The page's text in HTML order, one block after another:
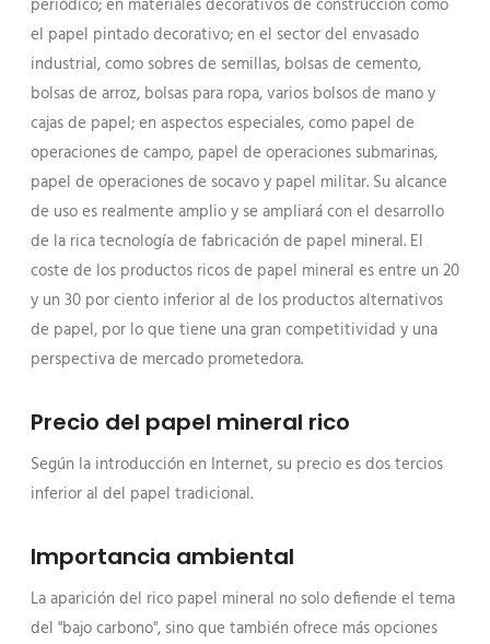
periódico; en materiales decorativos de construcción como
el papel pintado decorativo; en el sector del envasado
industrial, como sobres de semillas, bolsas de cemento,
bolsas de arroz, bolsas para ropa, varios bolsos de mano y
cajas de papel; en aspectos especiales, como papel de
operaciones de campo, papel de operaciones submarinas,
papel de operaciones de socavo y papel militar. Su alcance
de uso es realmente amplio y se ampliará con el desarrollo
de la rica tecnología de fabricación de papel mineral. El
coste de los productos ricos de papel mineral es entre un 20
y un 30 por ciento inferior al de los productos alternativos
de papel, por lo que tiene una gran competitividad y una
perspectiva de mercado prometedora.
Precio del papel mineral rico
Según la introducción en Internet, su precio es dos tercios
inferior al del papel tradicional.
Importancia ambiental
La aparición del rico papel mineral no solo defiende el tema
del "bajo carbono", sino que también ofrece más opciones